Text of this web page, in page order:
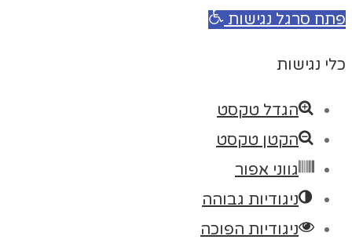
פתח סרגל נגישות
כלי נגישות
הגדל טקסט
הקטן טקסט
גווני אפור
ניגודיות גבוהה
ניגודיות הפוכה